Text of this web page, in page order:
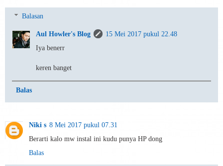
Balasan
Aul Howler's Blog
15 Mei 2017 pukul 22.48
Iya benerr
keren banget
Balas
Niki s 8 Mei 2017 pukul 07.31
Berarti kalo mw instal ini kudu punya HP dong
Balas